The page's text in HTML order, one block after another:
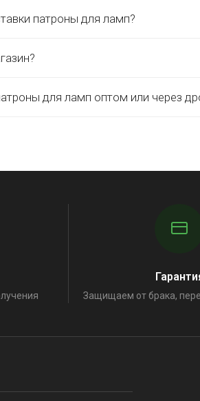
патроны для ламп?
для ламп оптом или через
Защищаем от брака,